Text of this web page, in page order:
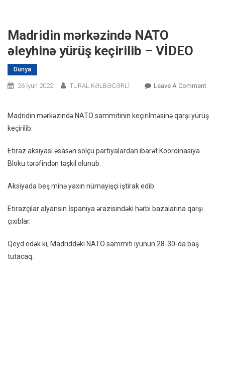
Madridin mərkəzində NATO
əleyhinə yürüş keçirilib – VİDEO
Dünya
26 İyun 2022 TURAL KƏLBƏCƏRLİ Leave A CommentOn
NATO
Madridin mərkəzində NATO sammitinin keçirilməsinə qarşı yürüş
keçirilib.
Etiraz aksiyası əsasən solçu partiyalardan ibarət Koordinasiya
Bloku tərəfindən təşkil olunub.
Aksiyada beş minə yaxın nümayişçi iştirak edib.
Etirazçılar alyansın İspaniya ərazisindəki hərbi bazalarına qarşı
çıxıblar.
Qeyd edək ki, Madriddəki NATO sammiti iyunun 28-30-da baş
tutacaq.